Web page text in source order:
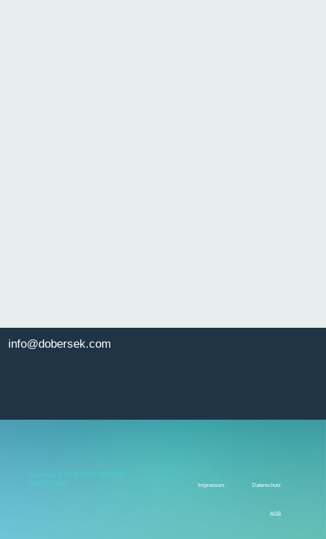
info@dobersek.com
Copyright © 2026 ENGINEERING
DOBERSEK®
Impressum Datenschutz
AGB